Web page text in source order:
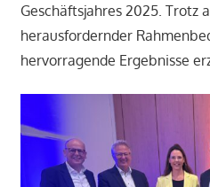
Geschäftsjahres 2025. Trotz
herausfordernder
hervorragende Ergebnisse